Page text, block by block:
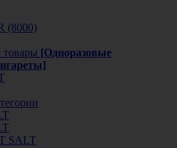
(8000)
товары [Одноразовые
SALT